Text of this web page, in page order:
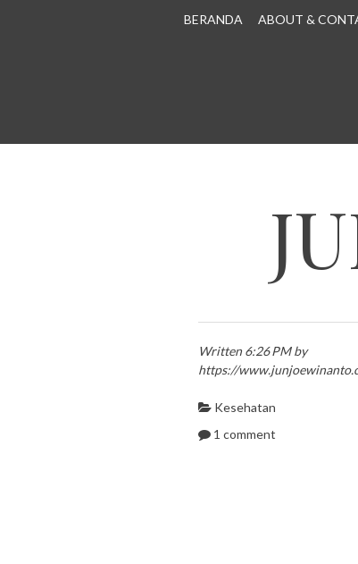
BERANDA ABOUT &
Written 6:26 PM by
https://
Kesehatan
1 comment